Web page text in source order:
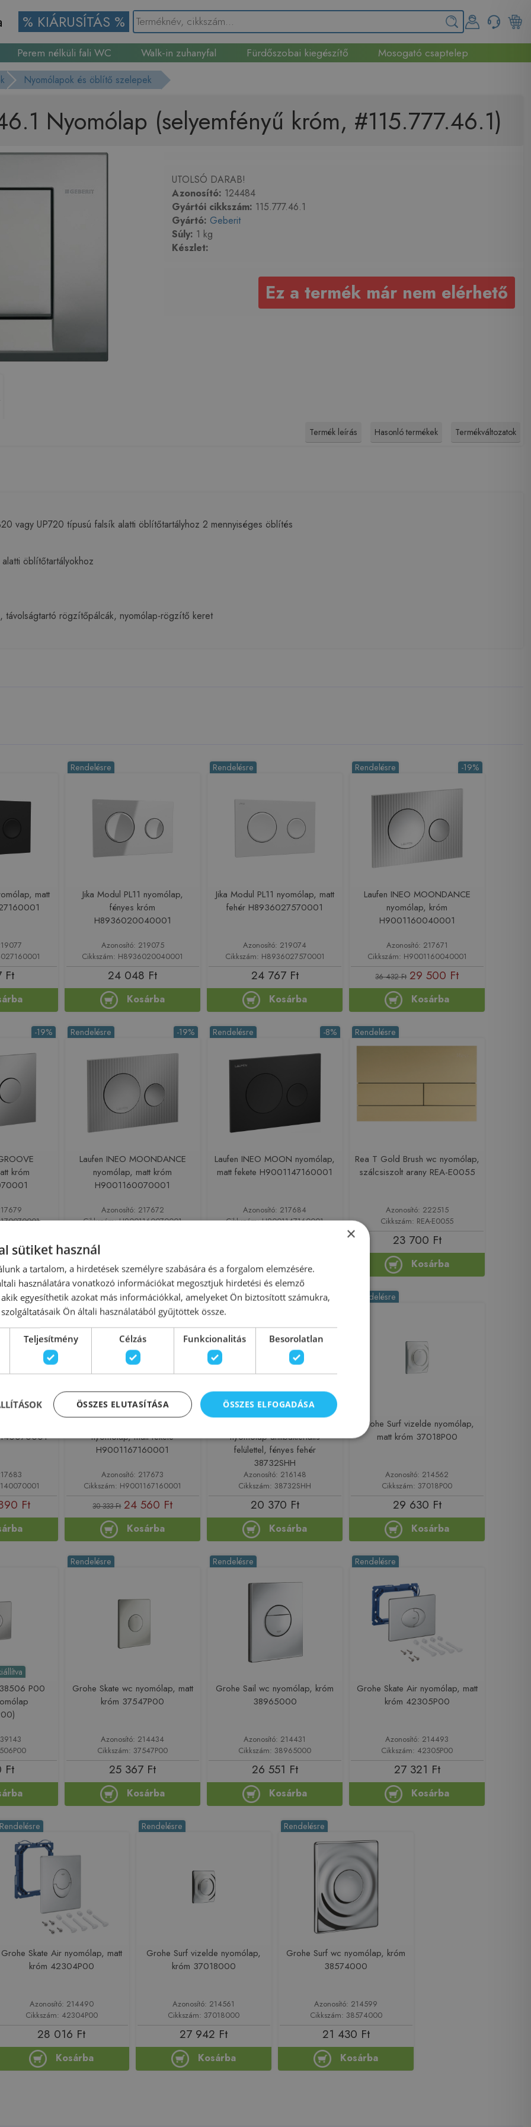
% KIÁRUSÍTÁS %
Perem nélküli fali WC Walk-in zuhanyfal Fürdőszobai kiegészítő
Mosogató csaptelep
Gránit mosogató
Nyomólapok és öblítő szelepek
Nyomólap (selyemfényű króm, #115.777.46.1)
UTOLSÓ DARAB!
Azonosító: 124484
Gyártói cikkszám: 115.777.46.1
Gyártó: Geberit
Súly: 1 kg
Készlet:
Ez a termék már nem elérhető
Termék leírás Hasonló termékek Termékváltozatok
vagy UP720 típusú falsík alatti öblítőtartályhoz 2 mennyiséges öblítés
öblítőtartályokhoz
távolságtartó rögzítőpálcák, nyomólap-rögzítő keret
matt
Ft
Rendelésre
Jika Modul PL11 nyomólap,
fényes króm
H8936020040001
Azonosító: 219075
Cikkszám: H8936020040001
24 048 Ft
Kosárba
Rendelésre
Jika Modul PL11 nyomólap, matt
fehér H8936027570001
Azonosító: 219074
Cikkszám: H8936027570001
24 767 Ft
Kosárba
-19%
Rendelésre
Laufen INEO MOONDANCE
nyomólap, króm
H9001160040001
Azonosító: 217671
Cikkszám: H9001160040001
36 432 Ft 29 500 Ft
Kosárba
-19%
króm
-19%
Rendelésre
Laufen INEO MOONDANCE
nyomólap, matt króm
H9001160070001
Azonosító: 217672
Cikkszám: H9001160070001
Kosárba
-8%
Rendelésre
Laufen INEO MOON nyomólap,
matt fekete H9001147160001
Azonosító: 217684
Cikkszám: H9001147160001
Kosárba
Rendelésre
Rea T Gold Brush wc nyomólap,
szálcsiszolt arany REA-E0055
Azonosító: 222515
Cikkszám: REA-E0055
23 700 Ft
Kosárba
-8%
Ft
-19%
Rendelésre
nyomólap, matt fekete
H9001167160001
Azonosító: 217673
Cikkszám: H9001167160001
30 333 Ft 24 560 Ft
Kosárba
Rendelésre
nyomólap antibakteriális
felülettel, fényes fehér
38732SHH
Azonosító: 216148
Cikkszám: 38732SHH
20 370 Ft
Kosárba
Rendelésre
Grohe Surf vizelde nyomólap,
matt króm 37018P00
Azonosító: 214562
Cikkszám: 37018P00
29 630 Ft
Kosárba
P00
Ft
Rendelésre
Grohe Skate wc nyomólap, matt
króm 37547P00
Azonosító: 214434
Cikkszám: 37547P00
25 367 Ft
Kosárba
Rendelésre
Grohe Sail wc nyomólap, króm
38965000
Azonosító: 214431
Cikkszám: 38965000
26 551 Ft
Kosárba
Rendelésre
Grohe Skate Air nyomólap, matt
króm 42305P00
Azonosító: 214493
Cikkszám: 42305P00
27 321 Ft
Kosárba
Rendelésre
Grohe Skate Air nyomólap, matt
króm 42304P00
Azonosító: 214490
Cikkszám: 42304P00
28 016 Ft
Kosárba
Rendelésre
Grohe Surf vizelde nyomólap,
króm 37018000
Azonosító: 214561
Cikkszám: 37018000
27 942 Ft
Kosárba
Rendelésre
Grohe Surf wc nyomólap, króm
38574000
Azonosító: 214599
Cikkszám: 38574000
21 430 Ft
Kosárba
×
sütiket használ
a tartalom, a hirdetések személyre szabására és a forgalom elemzésére.
használatára vonatkozó információkat megosztjuk hirdetési és elemző
egyesíthetik azokat más információkkal, amelyeket Ön biztosított számukra,
Ön általi használatából gyűjtöttek össze.
Teljesítmény Célzás Funkcionalitás Besorolatlan
ÖSSZES ELFOGADÁSA
ÖSSZES ELUTASÍTÁSA